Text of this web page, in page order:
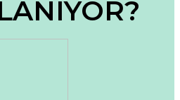
daha pahalı.
olmalı.